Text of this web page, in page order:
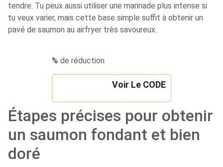
tendre. Tu peux aussi utiliser une marinade plus intense si
tu veux varier, mais cette base simple suffit à obtenir un
pavé de saumon au airfryer très savoureux.
% de réduction
Voir Le CODE
Étapes précises pour obtenir
un saumon fondant et bien
doré